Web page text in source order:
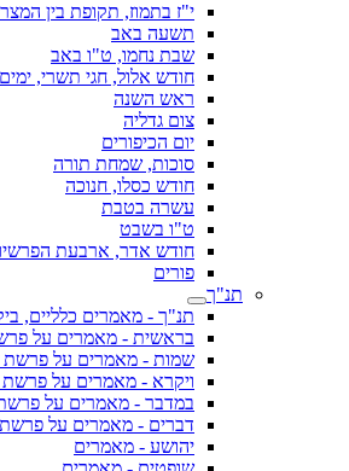
י"ז בתמוז, תקופת בין
תשעה באב
שבת נחמו, ט"ו באב
חודש אלול, חגי תשרי,
ראש השנה
צום גדליה
יום הכיפורים
סוכות, שמחת תורה
חודש כסלו, חנוכה
עשרה בטבת
ט"ו בשבט
חודש אדר, ארבעת
פורים
תנ"ך
תנ"ך - מאמרים כלליים,
בראשית - מאמרים על
שמות - מאמרים על פרשת
ויקרא - מאמרים על
במדבר - מאמרים על
דברים - מאמרים על
יהושע - מאמרים